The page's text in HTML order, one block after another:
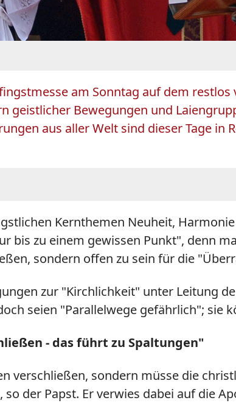
am Sonntag auf dem
geistlicher Bewegungen und
aus aller Welt sind dieser Tage in
Kernthemen Neuheit,
bis zu einem gewissen Punkt", denn
sondern offen zu sein für die
zur "Kirchlichkeit" unter Leitung
seien "Parallelwege gefährlich"; sie
- das führt zu Spaltungen"
verschließen, sondern müsse die
der Papst. Er verwies dabei auf die